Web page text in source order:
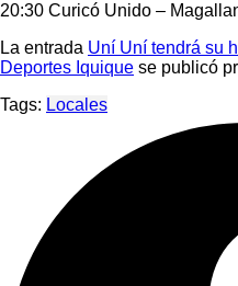
20:30 Curicó Unido –
La entrada Uní Uní tendrá su
Deportes Iquique se publicó
Tags: Locales